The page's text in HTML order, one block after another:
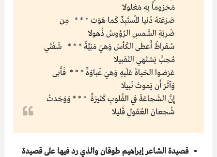
مَخزوماً بِهِ مَغلولا
صَرَعَتهُ دُنيا المُستَبِدِّ كَما هَوَت * * * مِن
ضَربَةِ الشَمسِ الرُؤوسُ ذُهولا
سُقراطُ أَعطى الكَأسَ وَهيَ مَنِيَّةٌ * * * شَفَتَي
مُحِبٍّ يَشتَهي التَقبيلا
عَرَضوا الحَياةَ عَلَيهِ وَهيَ غَباوَةٌ * * * فَأَبى
وَآثَرَ أَن يَموتَ نَبيلا
إِنَّ الشَجاعَةَ في القُلوبِ كَثيرَةٌ * * * وَوَجَدتُ
شُجعانَ العُقولِ قَليلا
قصيدة الشاعر إبراهيم طوقان والذي رد فيها على قصيدة